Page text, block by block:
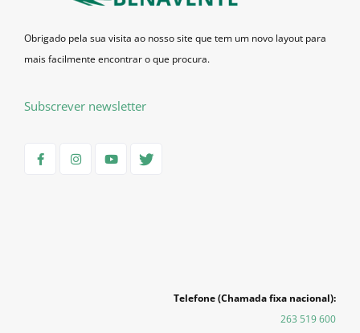
Obrigado pela sua visita ao nosso site que tem um novo layout para
mais facilmente encontrar o que procura.
Subscrever newsletter
Telefone (Chamada fixa nacional):
263 519 600